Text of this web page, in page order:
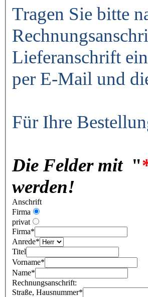
Tragen Sie bitte
Lieferanschrift
per E-Mail und
Für Ihre
Die Felder mit"
werden!
Anschrift
Firma
privat
Firma*
Anrede*
Titel
Vorname*
Name*
Rechnungsanschrift:
Straße, Hausnummer*